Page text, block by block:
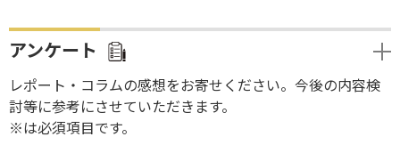
アンケート
レポート・コラムの感想をお寄せください。今後の内容検
討等に参考にさせていただきます。
※は必須項目です。